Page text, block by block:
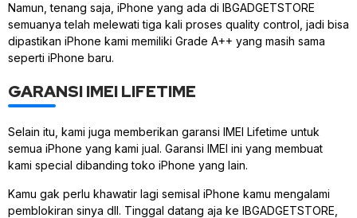
Namun, tenang saja, iPhone yang ada di IBGADGETSTORE
semuanya telah melewati tiga kali proses quality control, jadi bisa
dipastikan iPhone kami memiliki Grade A++ yang masih sama
seperti iPhone baru.
GARANSI IMEI LIFETIME
Selain itu, kami juga memberikan garansi IMEI Lifetime untuk
semua iPhone yang kami jual. Garansi IMEI ini yang membuat
kami special dibanding toko iPhone yang lain.
Kamu gak perlu khawatir lagi semisal iPhone kamu mengalami
pemblokiran sinya dll. Tinggal datang aja ke IBGADGETSTORE,